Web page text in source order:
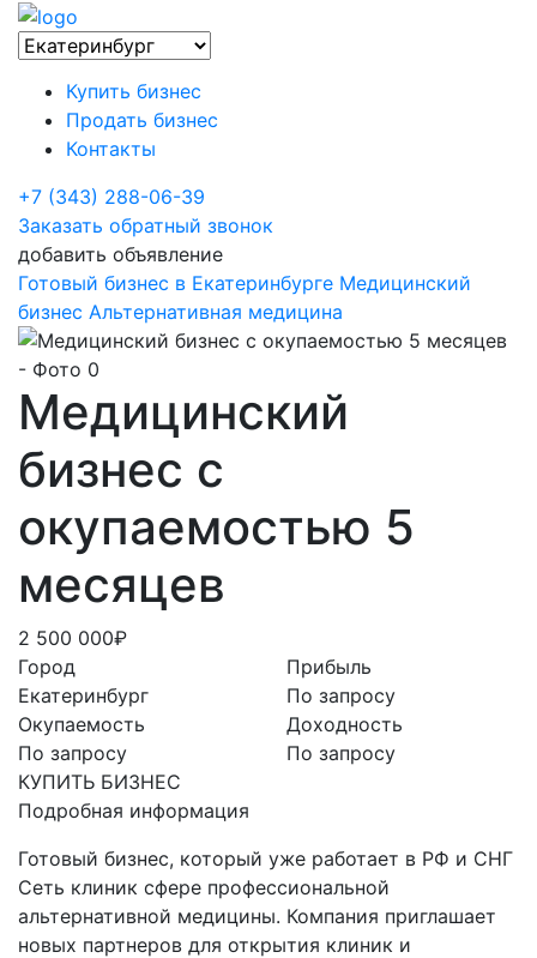
Купить бизнес
Продать бизнес
Контакты
+7 (343) 288-06-39
Заказать обратный звонок
добавить объявление
Готовый бизнес в Екатеринбурге Медицинский
бизнес Альтернативная медицина
Медицинский
бизнес с
окупаемостью 5
месяцев
2 500 000₽
Город
Екатеринбург
Окупаемость
По запросу
КУПИТЬ БИЗНЕС
Прибыль
По запросу
Доходность
По запросу
Подробная информация
Готовый бизнес, который уже работает в РФ и СНГ
Сеть клиник сфере профессиональной
альтернативной медицины. Компания приглашает
новых партнеров для открытия клиник и